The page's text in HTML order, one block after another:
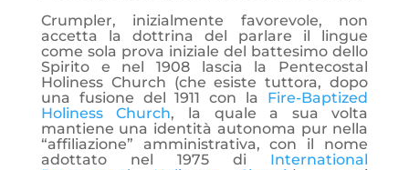
Crumpler, inizialmente favorevole, non
accetta la dottrina del parlare il lingue
come sola prova iniziale del battesimo dello
Spirito e nel 1908 lascia la Pentecostal
Holiness Church (che esiste tuttora, dopo
una fusione del 1911 con la Fire-Baptized
Holiness Church, la quale a sua volta
mantiene una identità autonoma pur nella
“affiliazione” amministrativa, con il nome
adottato nel 1975 di International